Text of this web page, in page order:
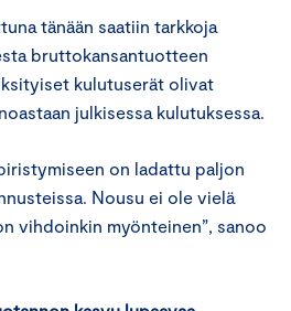
tänään saatiin tarkkoja
bruttokansantuotteen
kulutuserät olivat
julkisessa kulutuksessa.
on ladattu paljon
Nousu ei ole vielä
vihdoinkin myönteinen”, sanoo